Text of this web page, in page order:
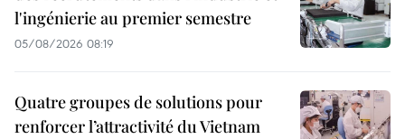
l'ingénierie au premier semestre
05/08/2026 08:19
Quatre groupes de solutions pour
renforcer l’attractivité du Vietnam